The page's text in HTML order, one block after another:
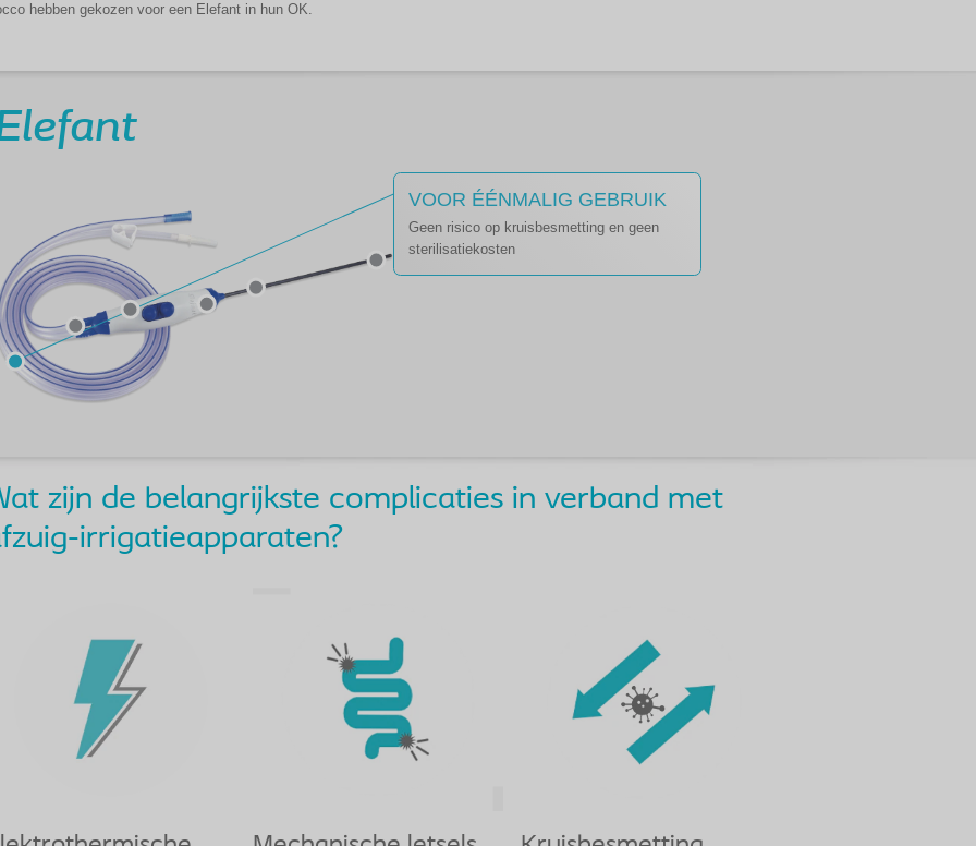
hebben gekozen voor een Elefant in hun OK.
VOOR ÉÉNMALIG GEBRUIK
Geen risico op kruisbesmetting en geen
sterilisatiekosten
zijn de belangrijkste complicaties in verband met
irrigatieapparaten?